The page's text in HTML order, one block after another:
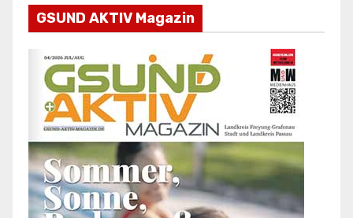
GSUND AKTIV Magazin